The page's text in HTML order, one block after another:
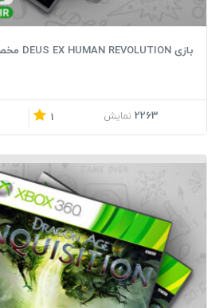
بازی DEUS EX HUMAN REVOLUTION مخصوص XBOX 360
2263 نمایش 1